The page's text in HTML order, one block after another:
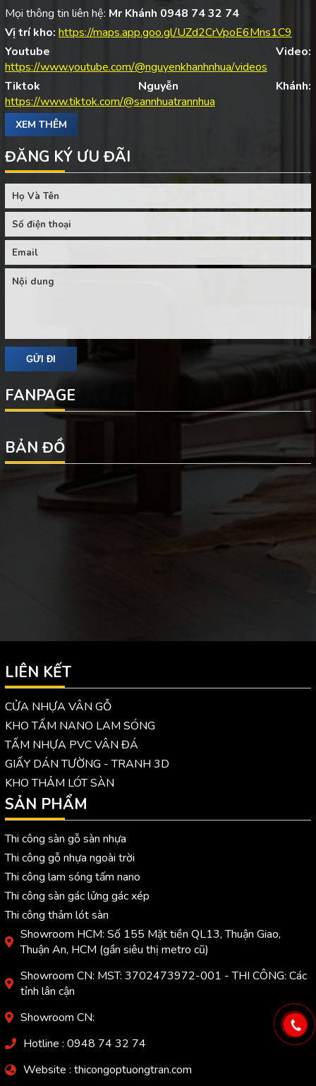
Mọi thông tin liên hệ: Mr Khánh 0948 74 32 74
Vị trí kho: https://maps.app.goo.gl/UZd2CrVpoE6Mns1C9
Youtube Video:
https://www.youtube.com/@nguyenkhanhnhua/videos
Tiktok Nguyễn Khánh:
https://www.tiktok.com/@sannhuatrannhua
XEM THÊM
ĐĂNG KÝ ƯU ĐÃI
FANPAGE
BẢN ĐỒ
LIÊN KẾT
CỬA NHỰA VÂN GỖ
KHO TẤM NANO LAM SÓNG
TẤM NHỰA PVC VÂN ĐÁ
GIẤY DÁN TƯỜNG - TRANH 3D
KHO THẢM LÓT SÀN
SẢN PHẨM
Thi công sàn gỗ sàn nhựa
Thi công gỗ nhựa ngoài trời
Thi công lam sóng tấm nano
Thi công sàn gác lửng gác xép
Thi công thảm lót sàn
Showroom HCM: Số 155 Mặt tiền QL13, Thuận Giao,
Thuận An, HCM (gần siêu thị metro cũ)
Showroom CN: MST: 3702473972-001 - THI CÔNG: Các
tỉnh lân cận
Showroom CN:
Hotline : 0948 74 32 74
Website : thicongoptuongtran.com